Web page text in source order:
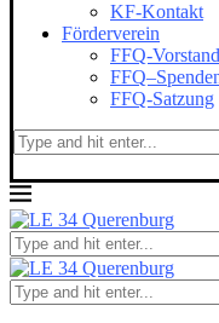
KF-Kontakt
Förderverein
FFQ-Vorstand
FFQ-Satzung